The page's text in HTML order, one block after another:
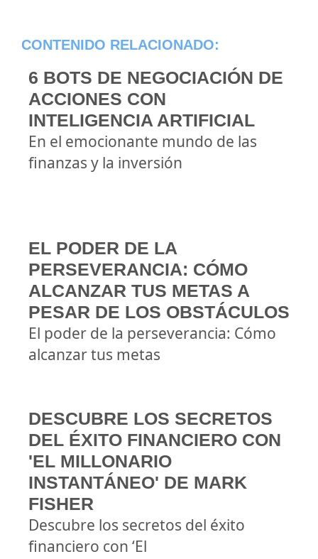
CONTENIDO RELACIONADO:
6 BOTS DE NEGOCIACIÓN DE
ACCIONES CON
INTELIGENCIA ARTIFICIAL
En el emocionante mundo de las
finanzas y la inversión
EL PODER DE LA
PERSEVERANCIA: CÓMO
ALCANZAR TUS METAS A
PESAR DE LOS OBSTÁCULOS
El poder de la perseverancia: Cómo
alcanzar tus metas
DESCUBRE LOS SECRETOS
DEL ÉXITO FINANCIERO CON
'EL MILLONARIO
INSTANTÁNEO' DE MARK
FISHER
Descubre los secretos del éxito
financiero con ‘El